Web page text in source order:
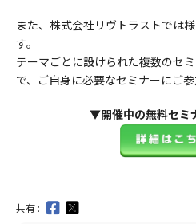
また、株式会社リヴトラストでは
す。
テーマごとに設けられた複数のセ
で、ご自身に必要なセミナーにご参
▼開催中の無料セミ
共有 :